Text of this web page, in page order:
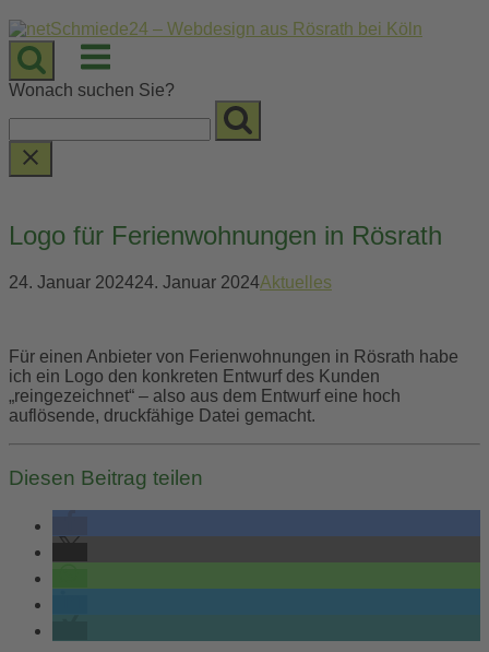
Skip
to
content
Menu
Wonach suchen Sie?
Logo für Ferienwohnungen in Rösrath
24. Januar 202424. Januar 2024Aktuelles
Für einen Anbieter von Ferienwohnungen in Rösrath habe
ich ein Logo den konkreten Entwurf des Kunden
„reingezeichnet“ – also aus dem Entwurf eine hoch
auflösende, druckfähige Datei gemacht.
Diesen Beitrag teilen